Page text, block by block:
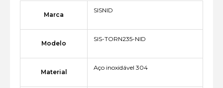
Marca
SISNID
Modelo
SIS-TORN235-NID
Material
Aço inoxidável 304